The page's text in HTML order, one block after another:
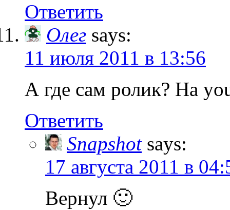
Ответить
Олег says:
11 июля 2011 в 13:56
А где сам ролик? На
Ответить
Snapshot says:
17 августа 2011 в
Вернул 🙂